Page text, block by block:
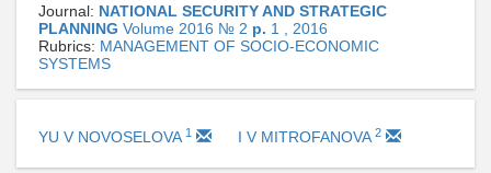
Journal: NATIONAL SECURITY AND STRATEGIC
PLANNING Volume 2016 № 2 p. 1 , 2016
Rubrics: MANAGEMENT OF SOCIO-ECONOMIC
SYSTEMS
YU V NOVOSELOVA 1 I V MITROFANOVA 2